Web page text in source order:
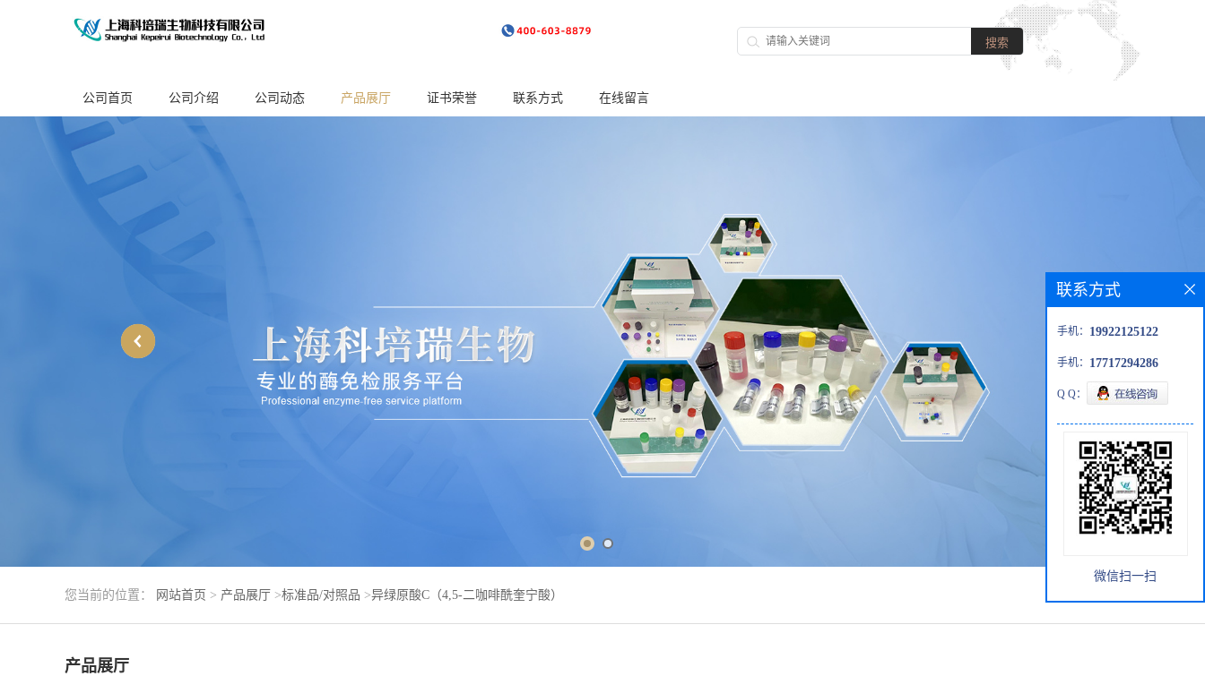
公司首页 公司介绍 公司动态 产品展厅 证书荣誉 联系方式 在线留言
您当前的位置： 网站首页 > 产品展厅 >标准品/对照品 >异绿原酸C（4,5-二咖啡酰奎宁酸）
产品展厅
联系方式
手机： 19922125122
手机： 17717294286
Q Q：
微信扫一扫